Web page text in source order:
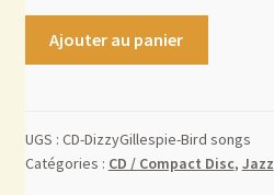
Ajouter au panier
UGS : CD-DizzyGillespie-Bird songs
Catégories : CD / Compact Disc, Jazz